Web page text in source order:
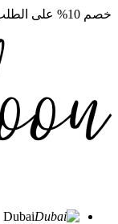
خصم 10% على الطلب الأول. الرمز:
Dubai